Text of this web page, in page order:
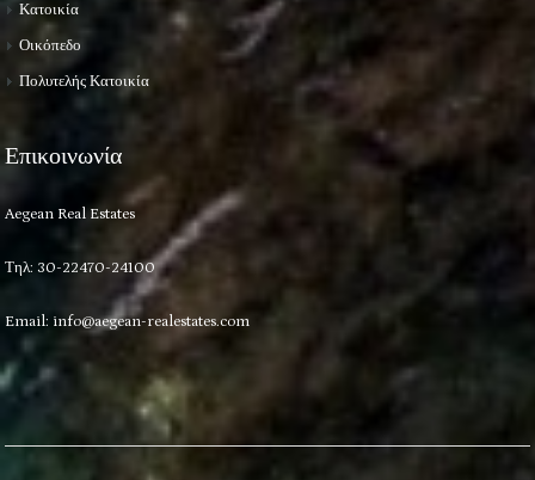
Κατοικία
Οικόπεδο
Πολυτελής Κατοικία
Επικοινωνία
Aegean Real Estates
Τηλ: 30-22470-24100
Email: info@aegean-realestates.com